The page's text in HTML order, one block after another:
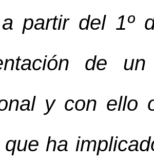
partir del 1º
de
y con ello
ha